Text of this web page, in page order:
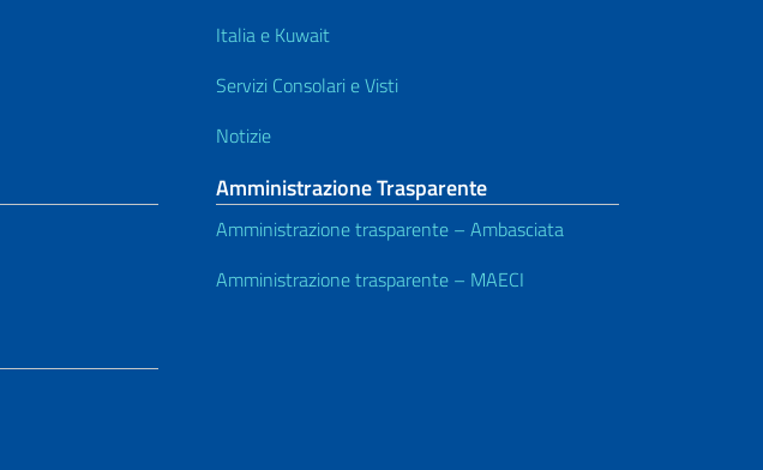
Italia e Kuwait
Servizi Consolari e Visti
Notizie
Amministrazione Trasparente
Amministrazione trasparente – Ambasciata
Amministrazione trasparente – MAECI